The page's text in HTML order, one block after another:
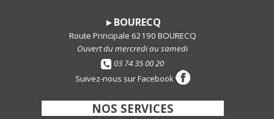
► BOURECQ
Route Principale 62190 BOURECQ
Ouvert du mercredi au samedi
03 74 35 00 20
Suivez-nous sur Facebook
NOS SERVICES